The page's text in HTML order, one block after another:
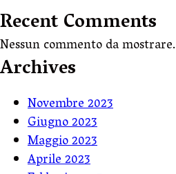
Recent Comments
Nessun commento da mostrare.
Archives
Novembre 2023
Giugno 2023
Maggio 2023
Aprile 2023